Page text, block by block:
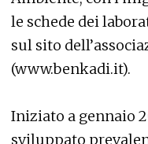
le schede dei
sul sito
(www.benkadi.it).
Iniziato a gennaio
sviluppato